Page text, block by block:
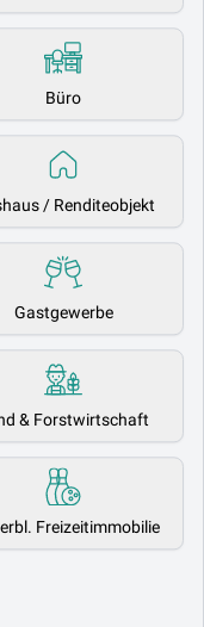
Büro
/ Renditeobjekt
Gastgewerbe
& Forstwirtschaft
Freizeitimmobilie